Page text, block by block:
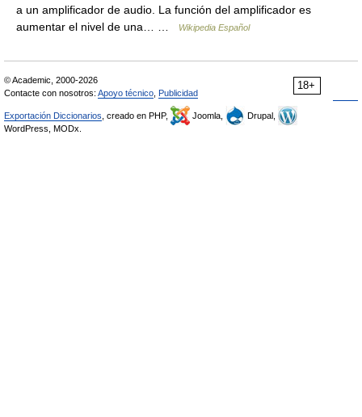
a un amplificador de audio. La función del amplificador es
aumentar el nivel de una… …
Wikipedia Español
18+
© Academic, 2000-2026
Contacte con nosotros: Apoyo técnico Publicidad
Exportación Diccionarios , creado en PHP, Joomla,
Drupal,
WordPress, MODx.